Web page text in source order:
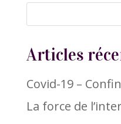
Articles
Covid-19 –
La force de